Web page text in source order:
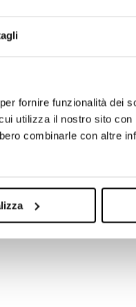
fornire funzionalità dei
utilizza il nostro sito
combinarle con altre
consultare l’indirizzo